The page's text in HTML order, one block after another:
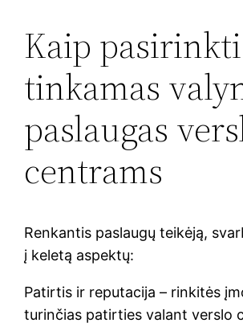
Kaip pasirinkti
tinkamas
paslaugas
centrams
Renkantis paslaugų teikėją,
į keletą aspektų:
Patirtis ir reputacija – rinkitės
turinčias patirties valant verslo